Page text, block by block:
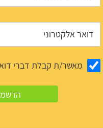
מאשר/ת קבלת דברי